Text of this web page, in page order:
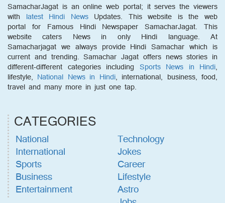
SamacharJagat is an online web portal; it serves the viewers
with latest Hindi NewsUpdates. This website is the web
portal for Famous Hindi Newspaper SamacharJagat. This
website caters News in only Hindi language. At
Samacharjagat we always provide Hindi Samachar which is
current and trending. Samachar Jagat offers news stories in
different-different categories including Sports News in Hindi,
lifestyle, National News in Hindi, international, business, food,
travel and many more in just one tap.
CATEGORIES
National
International
Sports
Business
Entertainment
Technology
Jokes
Career
Lifestyle
Astro